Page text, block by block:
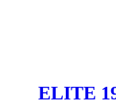
ELITE